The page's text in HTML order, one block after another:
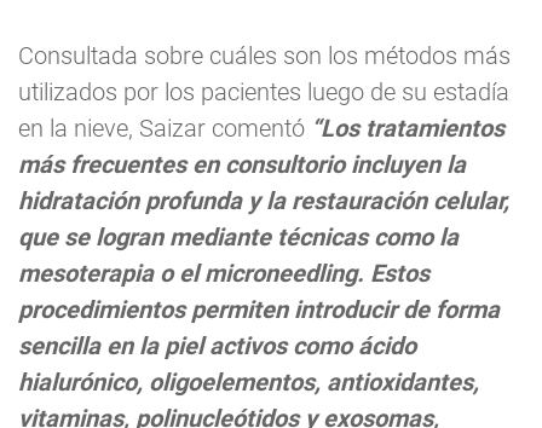
Consultada sobre cuáles son los métodos más
utilizados por los pacientes luego de su estadía
en la nieve, Saizar comentó “Los tratamientos
más frecuentes en consultorio incluyen la
hidratación profunda y la restauración celular,
que se logran mediante técnicas como la
mesoterapia o el microneedling. Estos
procedimientos permiten introducir de forma
sencilla en la piel activos como ácido
hialurónico, oligoelementos, antioxidantes,
vitaminas, polinucleótidos y exosomas,